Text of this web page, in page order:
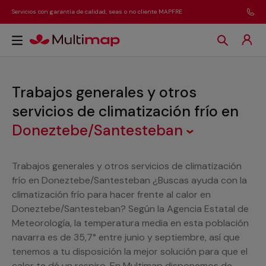
Servicios con garantía de calidad, seas o no cliente MAPFRE
Trabajos generales y otros
servicios de climatización frío en
Doneztebe/Santesteban
Trabajos generales y otros servicios de climatización
frío en Doneztebe/Santesteban ¿Buscas ayuda con la
climatización frío para hacer frente al calor en
Doneztebe/Santesteban? Según la Agencia Estatal de
Meteorología, la temperatura media en esta población
navarra es de 35,7° entre junio y septiembre, así que
tenemos a tu disposición la mejor solución para que el